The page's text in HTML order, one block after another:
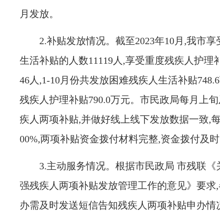
月发放。
2.补贴发放情况。 截至2023年10月,我市
生活补贴的人数11119人,享受重度残疾人护理
46人,1-10月份共发放困难残疾人生活补贴748.6
残疾人护理补贴790.0万元。市民政局每月上
疾人两项补贴,并做好线上线下发放数据一致,
00%,两项补贴资金拨付材料完整,资金拨付及
3.主动服务情况。 根据市民政局 市残联《
强残疾人两项补贴发放管理工作的意见》要求
办需及时发送短信告知残疾人两项补贴申办情